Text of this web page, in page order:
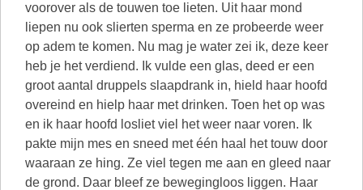
voorover als de touwen toe lieten. Uit haar mond
liepen nu ook slierten sperma en ze probeerde weer
op adem te komen. Nu mag je water zei ik, deze keer
heb je het verdiend. Ik vulde een glas, deed er een
groot aantal druppels slaapdrank in, hield haar hoofd
overeind en hielp haar met drinken. Toen het op was
en ik haar hoofd losliet viel het weer naar voren. Ik
pakte mijn mes en sneed met één haal het touw door
waaraan ze hing. Ze viel tegen me aan en gleed naar
de grond. Daar bleef ze bewegingloos liggen. Haar